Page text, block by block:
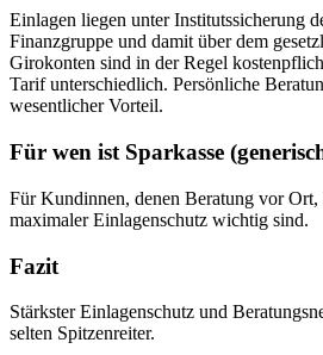
Einlagen liegen unter Institutssicherung
Finanzgruppe und damit über dem
Girokonten sind in der Regel
Tarif unterschiedlich. Persönliche
wesentlicher Vorteil.
Für wen ist Sparkasse
Für Kundinnen, denen Beratung vor
maximaler Einlagenschutz wichtig sind.
Fazit
Stärkster Einlagenschutz und
selten Spitzenreiter.